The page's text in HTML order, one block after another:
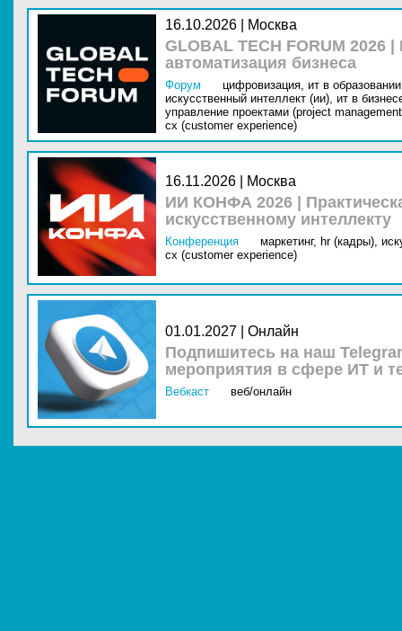
16.10.2026 | Москва
GLOBAL TECH FORUM
автоматизация бизнеса
Форум цифровизация, ит в
искусственный интеллект (ии), ит в
управление проектами (project
cx (customer experience)
16.11.2026 | Москва
ИИ КОНФА 2026 |
искусственному интеллекту
Конференция маркетинг, hr (кадры),
cx (customer experience)
01.01.2027 | Онлайн
Подпишитесь на наш
мероприятия в сфере ИТ и
Вебкаст веб/онлайн